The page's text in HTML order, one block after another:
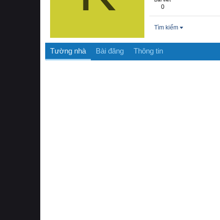
0
Tìm kiếm
Tường nhà Bài đăng Thông tin